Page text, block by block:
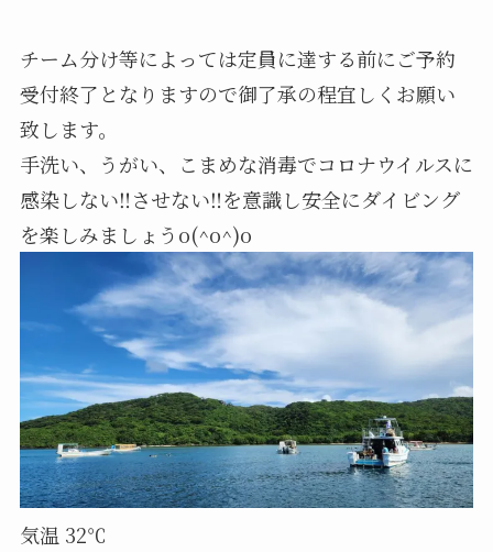
チーム分け等によっては定員に達する前にご予約
受付終了となりますので御了承の程宜しくお願い
致します。
手洗い、うがい、こまめな消毒でコロナウイルスに
感染しない‼️させない‼️を意識し安全にダイビング
を楽しみましょうo(^o^)o
気温 32℃